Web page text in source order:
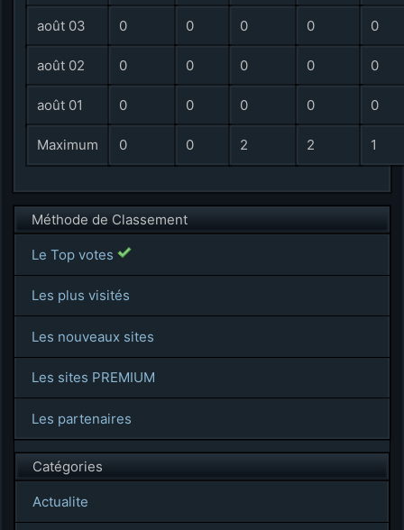
août 03 0 0 0 0 0
août 02 0 0 0 0 0
août 01 0 0 0 0 0
Maximum 0 0 2 2 1
Méthode de Classement
Le Top votes
Les plus visités
Les nouveaux sites
Les sites PREMIUM
Les partenaires
Catégories
Actualite